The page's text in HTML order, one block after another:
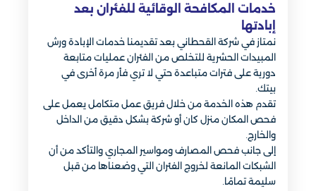
خدمات المكافحة الوقائية للفئران بعد
إبادتها
نمتاز في شركة القحطاني بعد تقديمنا خدمات الإبادة ورش
المبيدات الحشرية للتخلص من الفئران عمليات متابعة
دورية على فترات متباعدة حتي لا تري فأر مرة أخرى في
بيتك.
تقدم هذه الخدمة من خلال فريق عمل متكامل يعمل على
فحص المكان منزل كان أو شركة بشكل دقيق من الداخل
والخارج.
إلى جانب فحص المصارف ومواسير المجاري والتأكد من أن
الشبكات المانعة لخروج الفئران التي وضعناها من قبل
سليمة تمامًا.